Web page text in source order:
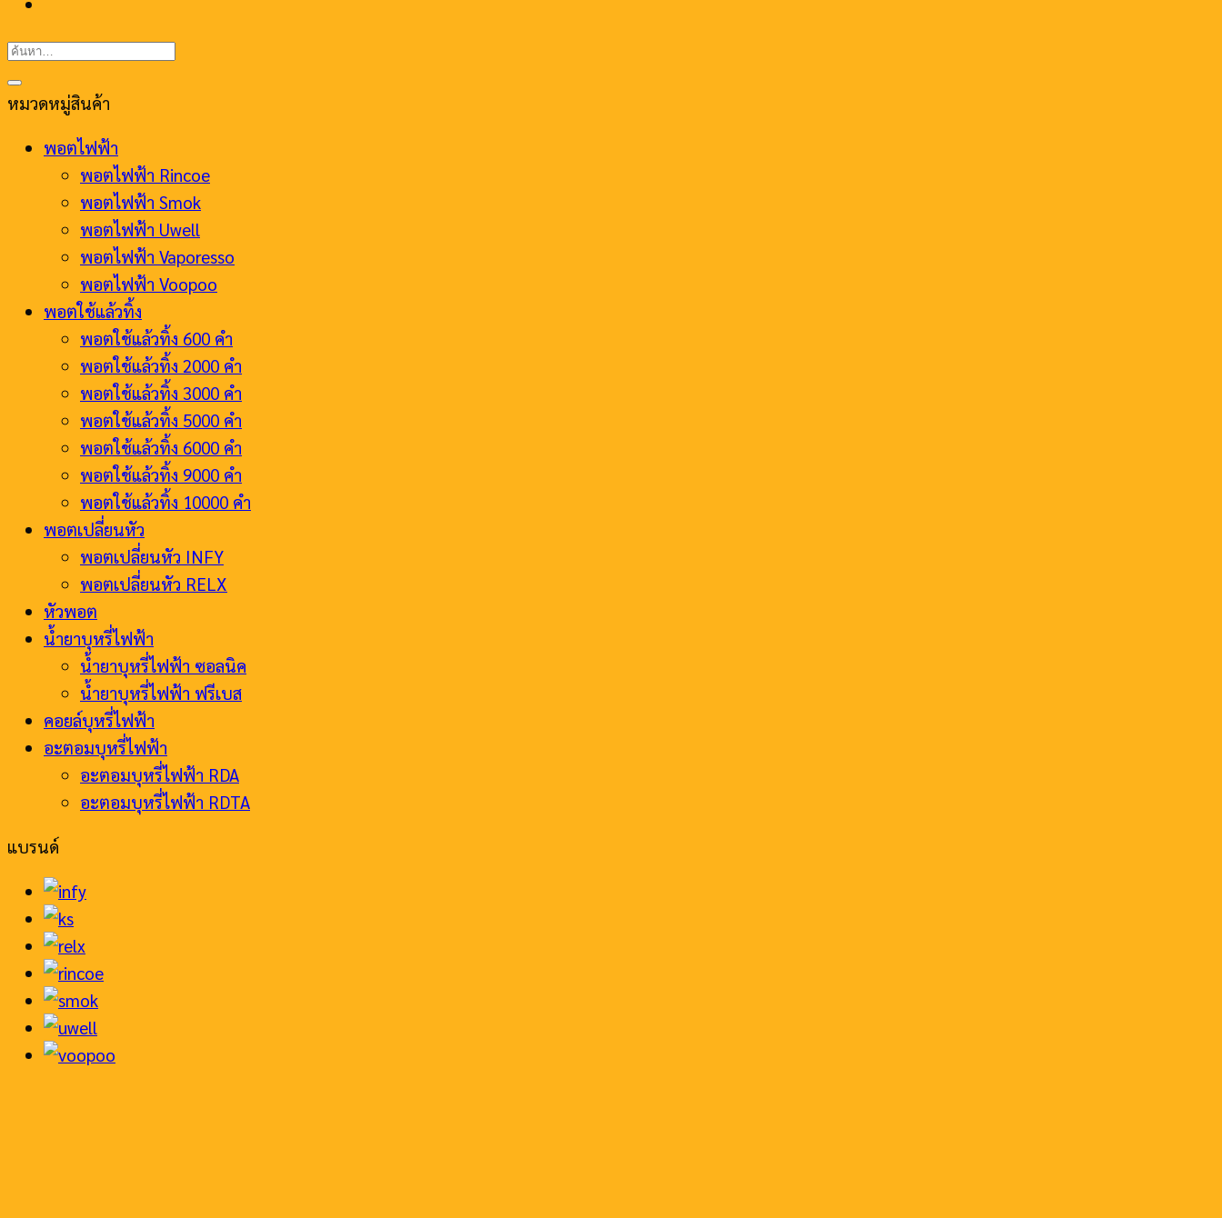
ค้นหา:
หมวดหมู่สินค้า
พอตไฟฟ้า
พอตไฟฟ้า Rincoe
พอตไฟฟ้า Smok
พอตไฟฟ้า Uwell
พอตไฟฟ้า Vaporesso
พอตไฟฟ้า Voopoo
พอตใช้แล้วทิ้ง
พอตใช้แล้วทิ้ง 600 คำ
พอตใช้แล้วทิ้ง 2000 คำ
พอตใช้แล้วทิ้ง 3000 คำ
พอตใช้แล้วทิ้ง 5000 คำ
พอตใช้แล้วทิ้ง 6000 คำ
พอตใช้แล้วทิ้ง 9000 คำ
พอตใช้แล้วทิ้ง 10000 คำ
พอตเปลี่ยนหัว
พอตเปลี่ยนหัว INFY
พอตเปลี่ยนหัว RELX
หัวพอต
น้ำยาบุหรี่ไฟฟ้า
น้ำยาบุหรี่ไฟฟ้า ซอลนิค
น้ำยาบุหรี่ไฟฟ้า ฟรีเบส
คอยล์บุหรี่ไฟฟ้า
อะตอมบุหรี่ไฟฟ้า
อะตอมบุหรี่ไฟฟ้า RDA
อะตอมบุหรี่ไฟฟ้า RDTA
แบรนด์